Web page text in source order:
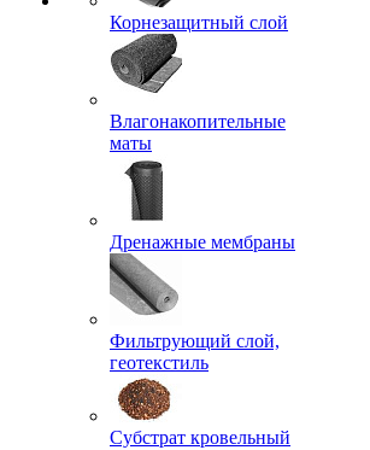
Корнезащитный слой
Влагонакопительные
маты
Дренажные мембраны
Фильтрующий слой,
геотекстиль
Субстрат кровельный